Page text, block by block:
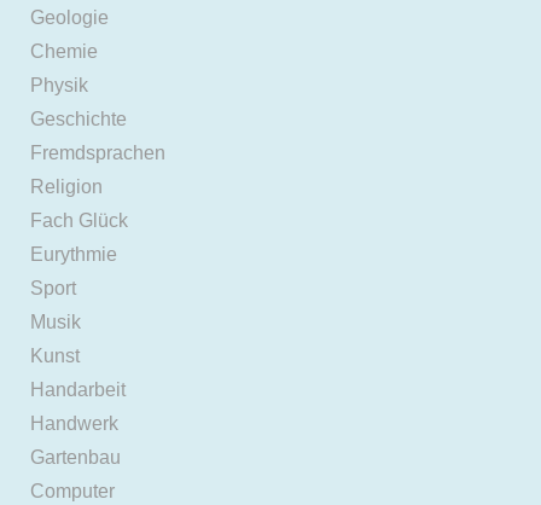
Geologie
Chemie
Physik
Geschichte
Fremdsprachen
Religion
Fach Glück
Eurythmie
Sport
Musik
Kunst
Handarbeit
Handwerk
Gartenbau
Computer